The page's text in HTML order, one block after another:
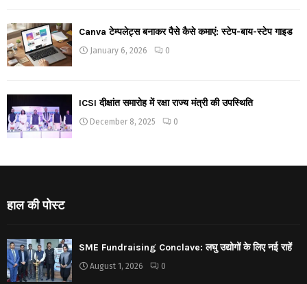
Canva टेम्पलेट्स बनाकर पैसे कैसे कमाएं: स्टेप-बाय-स्टेप गाइड
January 6, 2026 0
ICSI दीक्षांत समारोह में रक्षा राज्य मंत्री की उपस्थिति
December 8, 2025 0
हाल की पोस्ट
SME Fundraising Conclave: लघु उद्योगों के लिए नई राहें
August 1, 2026 0